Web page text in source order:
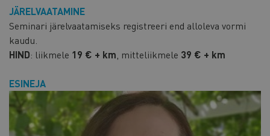
JÄRELVAATAMINE
Seminari järelvaatamiseks registreeri end alloleva vormi
kaudu.
HIND: liikmele 19 € + km , mitteliikmele 39 € + km
ESINEJA